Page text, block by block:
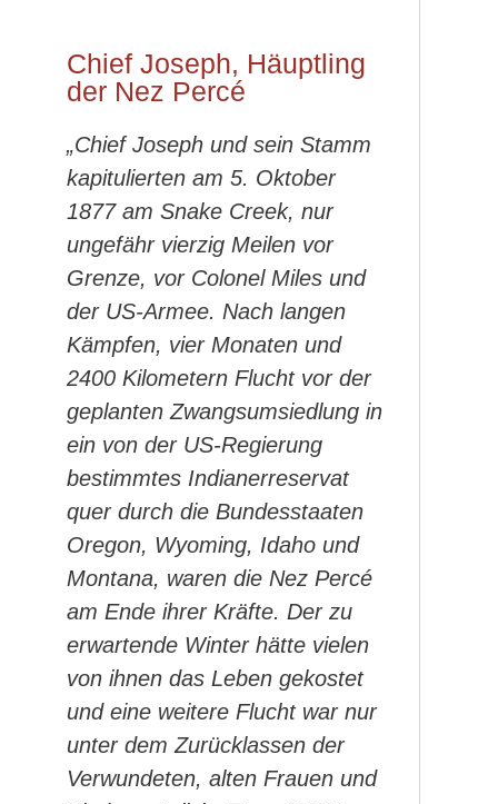
Chief Joseph, Häuptling
der Nez Percé
„Chief Joseph und sein Stamm
kapitulierten am 5. Oktober
1877 am Snake Creek, nur
ungefähr vierzig Meilen vor
Grenze, vor Colonel Miles und
der US-Armee. Nach langen
Kämpfen, vier Monaten und
2400 Kilometern Flucht vor der
geplanten Zwangsumsiedlung in
ein von der US-Regierung
bestimmtes Indianerreservat
quer durch die Bundesstaaten
Oregon, Wyoming, Idaho und
Montana, waren die Nez Percé
am Ende ihrer Kräfte. Der zu
erwartende Winter hätte vielen
von ihnen das Leben gekostet
und eine weitere Flucht war nur
unter dem Zurücklassen der
Verwundeten, alten Frauen und